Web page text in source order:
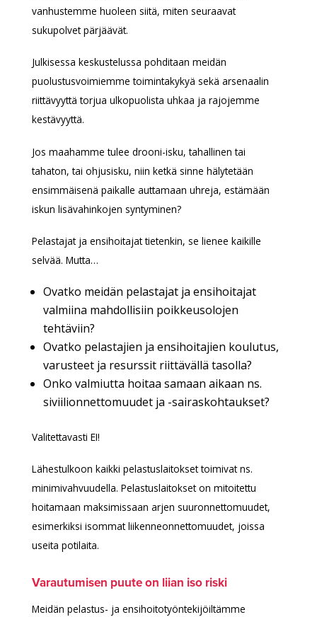
vanhustemme huoleen siitä, miten seuraavat
sukupolvet pärjäävät.
Julkisessa keskustelussa pohditaan meidän
puolustusvoimiemme toimintakykyä sekä arsenaalin
riittävyyttä torjua ulkopuolista uhkaa ja rajojemme
kestävyyttä.
Jos maahamme tulee drooni-isku, tahallinen tai
tahaton, tai ohjusisku, niin ketkä sinne hälytetään
ensimmäisenä paikalle auttamaan uhreja, estämään
iskun lisävahinkojen syntyminen?
Pelastajat ja ensihoitajat tietenkin, se lienee kaikille
selvää. Mutta…
Ovatko meidän pelastajat ja ensihoitajat
valmiina mahdollisiin poikkeusolojen
tehtäviin?
Ovatko pelastajien ja ensihoitajien koulutus,
varusteet ja resurssit riittävällä tasolla?
Onko valmiutta hoitaa samaan aikaan ns.
siviilionnettomuudet ja -sairaskohtaukset?
Valitettavasti EI!
Lähestulkoon kaikki pelastuslaitokset toimivat ns.
minimivahvuudella. Pelastuslaitokset on mitoitettu
hoitamaan maksimissaan arjen suuronnettomuudet,
esimerkiksi isommat liikenneonnettomuudet, joissa
useita potilaita.
Varautumisen puute on liian iso riski
Meidän pelastus- ja ensihoitotyöntekijöiltämme